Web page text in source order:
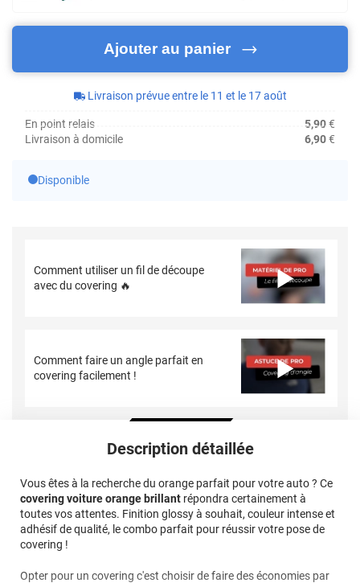
Ajouter au panier
Livraison prévue entre le 11 et le 17 août
En point relais 5,90€
Livraison à domicile
6,90€
Disponible
Comment utiliser un fil de découpe
avec du covering 🔥
Comment faire un angle parfait en
covering facilement !
Description détaillée
Vous êtes à la recherche du orange parfait pour votre auto ? Ce
covering voiture orange brillant répondra certainement à
toutes vos attentes. Finition glossy à souhait, couleur intense et
adhésif de qualité, le combo parfait pour réussir votre pose de
covering !
Opter pour un covering c'est choisir de faire des économies par